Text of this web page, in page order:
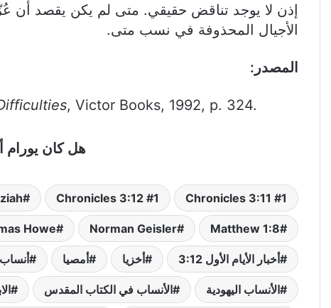
إذن لا يوجد تناقض حقيقي. متى لم يكن يقصد أن
الأجيال المحذوفة في نسب متى.
المصدر:
, Victor Books, 1992, p. 324.
هل كان يورام أبا لعزيا
1 Chronicles 3:11
1 Chronicles 3:12
Matthew 1:8
Norman Geisler
Howe
أخبار الأيام الأول 3:12 أخزيا أمصيا
الأنساب اليهودية الأنساب في الكتاب المقدس